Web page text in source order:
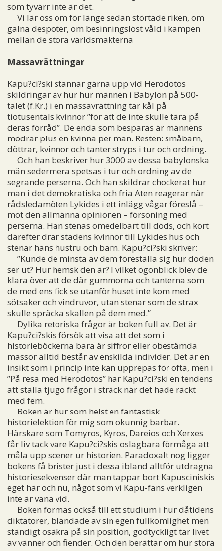
som tyvärr inte är det.
Vi lär oss om för länge sedan störtade riken, om
galna despoter, om besinningslöst våld i kampen
mellan de stora världsmakterna
Massavrättningar
Kapu?ci?ski stannar gärna upp vid Herodotos
skildringar av hur hur männen i Babylon på 500-
talet (f.Kr.) i en massavrättning tar kål på
tiotusentals kvinnor ”för att de inte skulle tära på
deras förråd”. De enda som besparas är männens
mödrar plus en kvinna per man. Resten: småbarn,
döttrar, kvinnor och tanter stryps i tur och ordning.
Och han beskriver hur 3000 av dessa babylonska
män sedermera spetsas i tur och ordning av de
segrande perserna. Och han skildrar chockerat hur
man i det demokratiska och fria Aten reagerar när
rådsledamöten Lykides i ett inlägg vågar föreslå –
mot den allmänna opinionen – försoning med
perserna. Han stenas omedelbart till döds, och kort
därefter drar stadens kvinnor till Lykides hus och
stenar hans hustru och barn. Kapu?ci?ski skriver:
”Kunde de minsta av dem föreställa sig hur döden
ser ut? Hur hemsk den är? I vilket ögonblick blev de
klara över att de där gummorna och tanterna som
de med ens fick se utanför huset inte kom med
sötsaker och vindruvor, utan stenar som de strax
skulle spräcka skallen på dem med.”
Dylika retoriska frågor är boken full av. Det är
Kapu?ci?skis försök att visa att det som i
historieböckerna bara är siffror eller obestämda
massor alltid består av enskilda individer. Det är en
insikt som i princip inte kan upprepas för ofta, men i
”På resa med Herodotos” har Kapu?ci?ski en tendens
att ställa tjugo frågor i sträck när det hade räckt
med fem.
Boken är hur som helst en fantastisk
historielektion för mig som okunnig barbar.
Härskare som Tomyros, Kyros, Dareios och Xerxes
får liv tack vare Kapu?ci?skis oslagbara förmåga att
måla upp scener ur historien. Paradoxalt nog ligger
bokens få brister just i dessa ibland alltför utdragna
historiesekvenser där man tappar bort Kapusciniskis
eget här och nu, något som vi Kapu-fans verkligen
inte är vana vid.
Boken formas också till ett studium i hur dåtidens
diktatorer, bländade av sin egen fullkomlighet men
ständigt osäkra på sin position, godtyckligt tar livet
av vänner och fiender. Och den berättar om hur stora